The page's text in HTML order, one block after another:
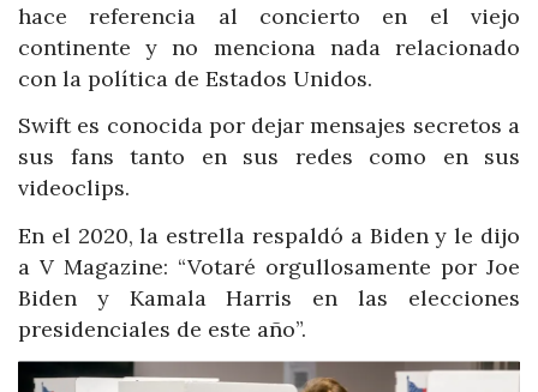
hace referencia al concierto en el viejo
continente y no menciona nada relacionado
con la política de Estados Unidos.
Swift es conocida por dejar mensajes secretos a
sus fans tanto en sus redes como en sus
videoclips.
En el 2020, la estrella respaldó a Biden y le dijo
a V Magazine: “Votaré orgullosamente por Joe
Biden y Kamala Harris en las elecciones
presidenciales de este año”.